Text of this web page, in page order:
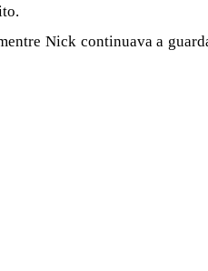
Nick continuava a